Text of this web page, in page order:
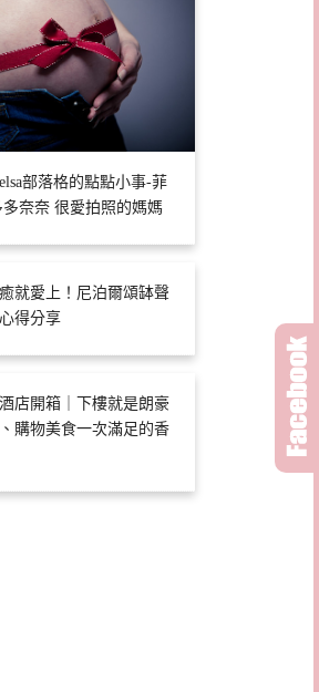
部落格的點點小事-菲
奈奈 很愛拍照的媽媽
就愛上！尼泊爾頌缽聲
得分享
店開箱｜下樓就是朗豪
購物美食一次滿足的香